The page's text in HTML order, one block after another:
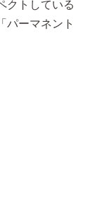
クトしている
パーマネント